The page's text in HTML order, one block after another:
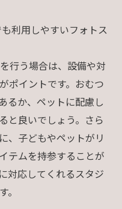
利用しやすいフォトス
行う場合は、設備や対
ポイントです。おむつ
るか、ペットに配慮し
と良いでしょう。さら
、子どもやペットがリ
テムを持参することが
対応してくれるスタジ